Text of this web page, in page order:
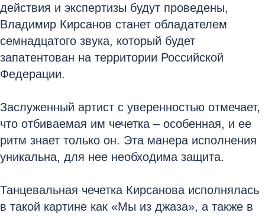
действия и экспертизы будут проведены,
Владимир Кирсанов станет обладателем
семнадцатого звука, который будет
запатентован на территории Российской
Федерации.
Заслуженный артист с уверенностью отмечает,
что отбиваемая им чечетка – особенная, и ее
ритм знает только он. Эта манера исполнения
уникальна, для нее необходима защита.
Танцевальная чечетка Кирсанова исполнялась
в такой картине как «Мы из джаза», а также в